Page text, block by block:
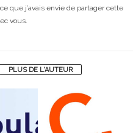
que j’avais envie de partager cette
vous.
PLUS DE L'AUTEUR